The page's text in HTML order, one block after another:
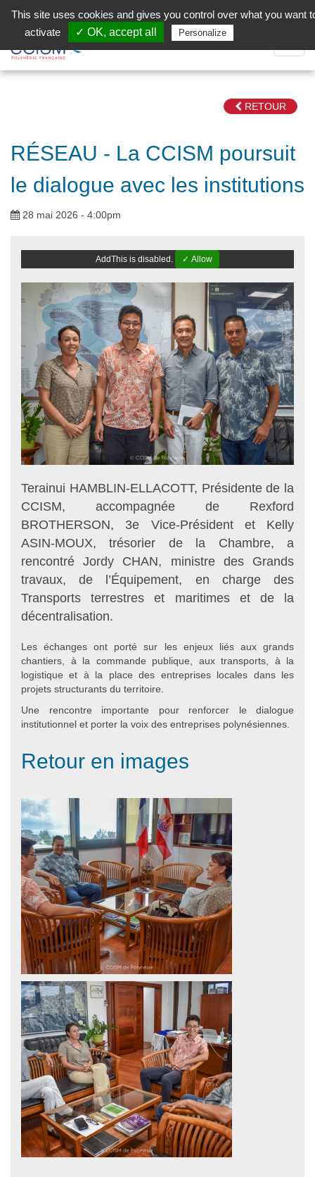
Facebook (Customer Chat) is disabled.
la
RETOUR
RÉSEAU - La CCISM poursuit
le dialogue avec les institutions
28 mai 2026 - 4:00pm
AddThis is disabled. ✓ Allow
Terainui HAMBLIN-ELLACOTT, Présidente de la
CCISM, accompagnée de Rexford
BROTHERSON, 3e Vice-Président et Kelly
ASIN-MOUX, trésorier de la Chambre, a
rencontré Jordy CHAN, ministre des Grands
travaux, de l’Équipement, en charge des
Transports terrestres et maritimes et de la
décentralisation.
Les échanges ont porté sur les enjeux liés aux grands
chantiers, à la commande publique, aux transports, à la
logistique et à la place des entreprises locales dans les
projets structurants du territoire.
Une rencontre importante pour renforcer le dialogue
institutionnel et porter la voix des entreprises polynésiennes.
Retour en images
This site uses cookies and gives you control over what you want
activate
✓ OK, accept all Personalize